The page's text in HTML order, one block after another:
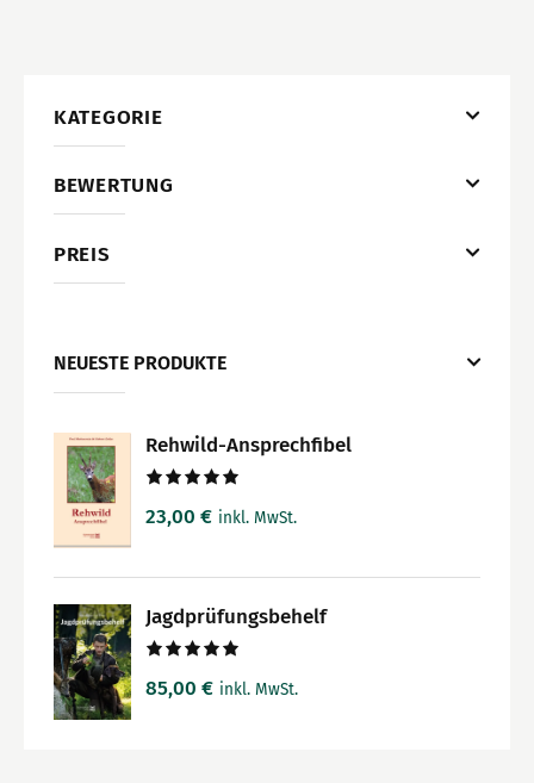
KATEGORIE
BEWERTUNG
PREIS
NEUESTE PRODUKTE
Rehwild-Ansprechfibel
mit5.00
23,00 € inkl. MwSt.
Jagdprüfungsbehelf
mit5.00
85,00 € inkl. MwSt.